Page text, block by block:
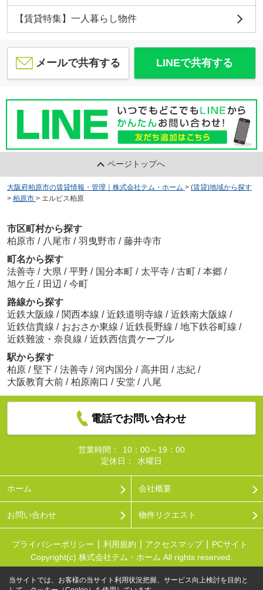
【賃貸特集】一人暮らし物件
メールで共有する LINEで共有する
ページトップへ
大阪府柏原市の賃貸情報・管理｜株式会社テム・ホーム > (賃貸)地域から探す
> 柏原市 > エルピス柏原
市区町村から探す
柏原市 / 八尾市 / 羽曳野市 / 藤井寺市
町名から探す
法善寺 / 大県 / 平野 / 国分本町 / 太平寺 / 古町 / 本郷 /
旭ケ丘 / 田辺 / 今町
路線から探す
近鉄大阪線 / 関西本線 / 近鉄道明寺線 / 近鉄南大阪線 /
近鉄信貴線 / おおさか東線 / 近鉄長野線 / 地下鉄谷町線 /
近鉄難波・奈良線 / 近鉄西信貴ケーブル
駅から探す
柏原 / 堅下 / 法善寺 / 河内国分 / 高井田 / 志紀 /
大阪教育大前 / 柏原南口 / 安堂 / 八尾
電話でお問い合わせ
営業時間：
10：00～19：00
定休日：
水曜日
ホーム 会社概要
お問い合わせ 物件リクエスト
プライバシーポリシー 利用規約 アクセスマップ
PCサイト
Copyright(c) 株式会社テム・ホーム All rights reserved.
当サイトでは、お客様の当サイト利用状況把握、サービス向上検討を目的と